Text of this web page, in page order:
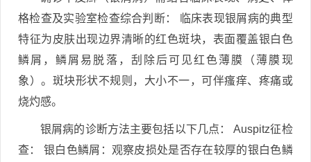
格检查及实验室检查综合判断： 临床表现银屑病的典型
特征为皮肤出现边界清晰的红色斑块，表面覆盖银白色
鳞屑，鳞屑易脱落，刮除后可见红色薄膜（薄膜现
象）。斑块形状不规则，大小不一，可伴瘙痒、疼痛或
烧灼感。
银屑病的诊断方法主要包括以下几点： Auspitz征检
查： 银白色鳞屑：观察皮损处是否存在较厚的银白色鳞